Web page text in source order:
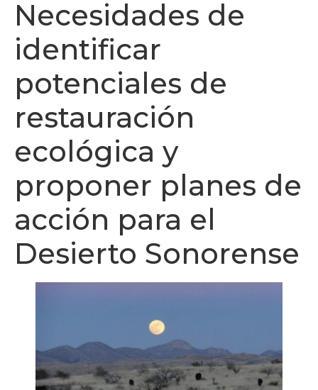
Necesidades de
identificar
potenciales de
restauración
ecológica y
proponer planes de
acción para el
Desierto Sonorense